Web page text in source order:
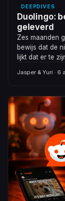
DEEPDIVES
Duolingo:
geleverd
Zes maanden
bewijs dat de
lijkt dat er te
Jasper & Yuri · 6